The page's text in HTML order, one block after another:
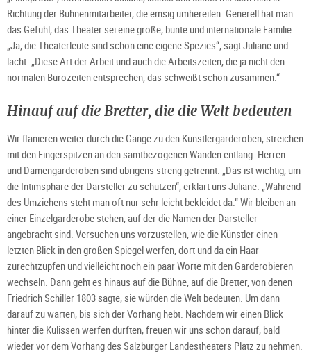
Richtung der Bühnenmitarbeiter, die emsig umhereilen. Generell hat man
das Gefühl, das Theater sei eine große, bunte und internationale Familie.
„Ja, die Theaterleute sind schon eine eigene Spezies“, sagt Juliane und
lacht. „Diese Art der Arbeit und auch die Arbeitszeiten, die ja nicht den
normalen Bürozeiten entsprechen, das schweißt schon zusammen.“
Hinauf auf die Bretter, die die Welt bedeuten
Wir flanieren weiter durch die Gänge zu den Künstlergarderoben, streichen
mit den Fingerspitzen an den samtbezogenen Wänden entlang. Herren-
und Damengarderoben sind übrigens streng getrennt. „Das ist wichtig, um
die Intimsphäre der Darsteller zu schützen“, erklärt uns Juliane. „Während
des Umziehens steht man oft nur sehr leicht bekleidet da.“ Wir bleiben an
einer Einzelgarderobe stehen, auf der die Namen der Darsteller
angebracht sind. Versuchen uns vorzustellen, wie die Künstler einen
letzten Blick in den großen Spiegel werfen, dort und da ein Haar
zurechtzupfen und vielleicht noch ein paar Worte mit den Garderobieren
wechseln. Dann geht es hinaus auf die Bühne, auf die Bretter, von denen
Friedrich Schiller 1803 sagte, sie würden die Welt bedeuten. Um dann
darauf zu warten, bis sich der Vorhang hebt. Nachdem wir einen Blick
hinter die Kulissen werfen durften, freuen wir uns schon darauf, bald
wieder vor dem Vorhang des Salzburger Landestheaters Platz zu nehmen.